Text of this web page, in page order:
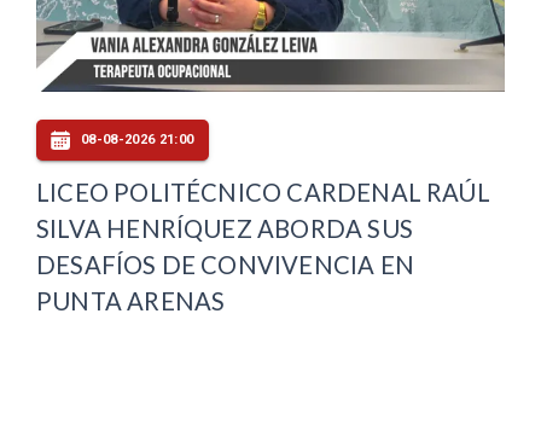
08-08-2026 21:00
LICEO POLITÉCNICO CARDENAL RAÚL
SILVA HENRÍQUEZ ABORDA SUS
DESAFÍOS DE CONVIVENCIA EN
PUNTA ARENAS